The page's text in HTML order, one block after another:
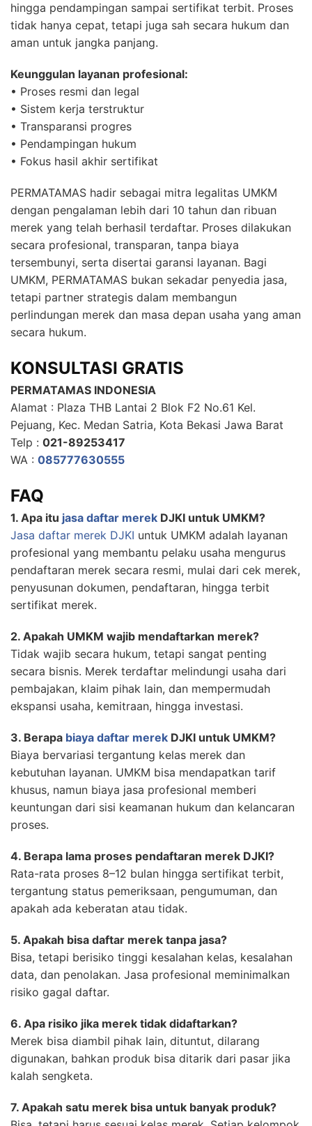
hingga pendampingan sampai sertifikat terbit. Proses
tidak hanya cepat, tetapi juga sah secara hukum dan
aman untuk jangka panjang.
Keunggulan layanan profesional:
• Proses resmi dan legal
• Sistem kerja terstruktur
• Transparansi progres
• Pendampingan hukum
• Fokus hasil akhir sertifikat
PERMATAMAS hadir sebagai mitra legalitas UMKM
dengan pengalaman lebih dari 10 tahun dan ribuan
merek yang telah berhasil terdaftar. Proses dilakukan
secara profesional, transparan, tanpa biaya
tersembunyi, serta disertai garansi layanan. Bagi
UMKM, PERMATAMAS bukan sekadar penyedia jasa,
tetapi partner strategis dalam membangun
perlindungan merek dan masa depan usaha yang aman
secara hukum.
KONSULTASI GRATIS
PERMATAMAS INDONESIA
Alamat : Plaza THB Lantai 2 Blok F2 No.61 Kel.
Pejuang, Kec. Medan Satria, Kota Bekasi Jawa Barat
Telp : 021-89253417
WA : 085777630555
FAQ
1. Apa itu jasa daftar merek DJKI untuk UMKM?
Jasa daftar merek DJKI untuk UMKM adalah layanan
profesional yang membantu pelaku usaha mengurus
pendaftaran merek secara resmi, mulai dari cek merek,
penyusunan dokumen, pendaftaran, hingga terbit
sertifikat merek.
2. Apakah UMKM wajib mendaftarkan merek?
Tidak wajib secara hukum, tetapi sangat penting
secara bisnis. Merek terdaftar melindungi usaha dari
pembajakan, klaim pihak lain, dan mempermudah
ekspansi usaha, kemitraan, hingga investasi.
3. Berapa biaya daftar merek DJKI untuk UMKM?
Biaya bervariasi tergantung kelas merek dan
kebutuhan layanan. UMKM bisa mendapatkan tarif
khusus, namun biaya jasa profesional memberi
keuntungan dari sisi keamanan hukum dan kelancaran
proses.
4. Berapa lama proses pendaftaran merek DJKI?
Rata-rata proses 8–12 bulan hingga sertifikat terbit,
tergantung status pemeriksaan, pengumuman, dan
apakah ada keberatan atau tidak.
5. Apakah bisa daftar merek tanpa jasa?
Bisa, tetapi berisiko tinggi kesalahan kelas, kesalahan
data, dan penolakan. Jasa profesional meminimalkan
risiko gagal daftar.
6. Apa risiko jika merek tidak didaftarkan?
Merek bisa diambil pihak lain, dituntut, dilarang
digunakan, bahkan produk bisa ditarik dari pasar jika
kalah sengketa.
7. Apakah satu merek bisa untuk banyak produk?